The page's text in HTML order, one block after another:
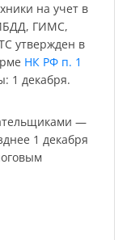
на учет в
ГИМС,
утвержден в
НК РФ п. 1
1 декабря.
—
1 декабря